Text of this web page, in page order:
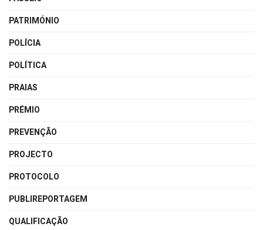
PATRIMÓNIO
POLÍCIA
POLÍTICA
PRAIAS
PRÉMIO
PREVENÇÃO
PROJECTO
PROTOCOLO
PUBLIREPORTAGEM
QUALIFICAÇÃO